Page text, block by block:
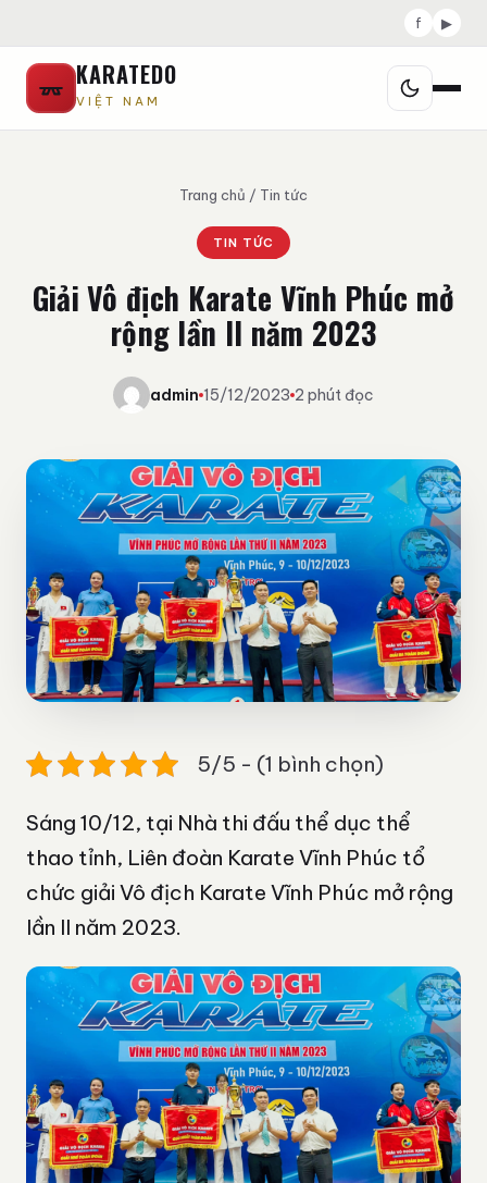
f ▶
KARATEDO
VIỆT NAM
Trang chủ / Tin tức
TIN TỨC
Giải Vô địch Karate Vĩnh Phúc mở
rộng lần II năm 2023
admin 15/12/2023 2 phút đọc
5/5 - (1 bình chọn)
Sáng 10/12, tại Nhà thi đấu thể dục thể
thao tỉnh, Liên đoàn Karate Vĩnh Phúc tổ
chức giải Vô địch Karate Vĩnh Phúc mở rộng
lần II năm 2023.